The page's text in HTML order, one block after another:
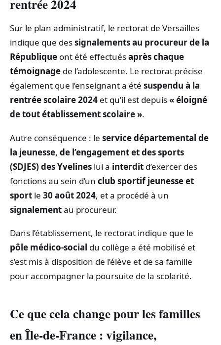
rentrée 2024
Sur le plan administratif, le rectorat de Versailles
indique que dessignalements au procureur de la
République ont été effectuésaprès chaque
témoignage de l’adolescente. Le rectorat précise
également que l’enseignant a été suspendu à la
rentrée scolaire 2024 et qu’il est depuis« éloigné
de tout établissement scolaire ».
Autre conséquence : le service départemental de
la jeunesse, de l’engagement et des sports
(SDJES) des Yvelines lui a interdit d’exercer des
fonctions au sein d’un club sportif jeunesse et
sport le 30 août 2024, et a procédé à un
signalementau procureur.
Dans l’établissement, le rectorat indique que le
pôle médico-social du collège a été mobilisé et
s’est mis à disposition de l’élève et de sa famille
pour accompagner la poursuite de la scolarité.
Ce que cela change pour les familles
en Île-de-France : vigilance,